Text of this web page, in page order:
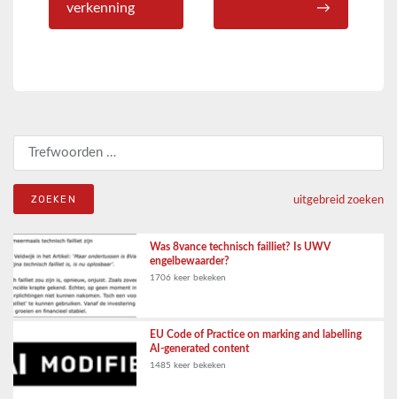
verkenning
→
Zoeken naar:
uitgebreid zoeken
Was 8vance technisch failliet? Is UWV
engelbewaarder?
1706 keer bekeken
EU Code of Practice on marking and labelling
AI-generated content
1485 keer bekeken